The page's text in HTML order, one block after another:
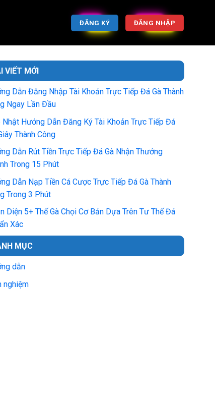
ĐĂNG KÝ ĐĂNG NHẬP
VIẾT MỚI
Dẫn Đăng Nhập Tài Khoản Trực Tiếp Đá Gà Thành
Ngay Lần Đầu
Nhật Hướng Dẫn Đăng Ký Tài Khoản Trực Tiếp Đá
Thành Công
Dẫn Rút Tiền Trực Tiếp Đá Gà Nhận Thưởng
Trong 15 Phút
Dẫn Nạp Tiền Cá Cược Trực Tiếp Đá Gà Thành
Trong 3 Phút
Diện 5+ Thế Gà Chọi Cơ Bản Dựa Trên Tư Thế Đá
Xác
MỤC
dẫn
nghiệm